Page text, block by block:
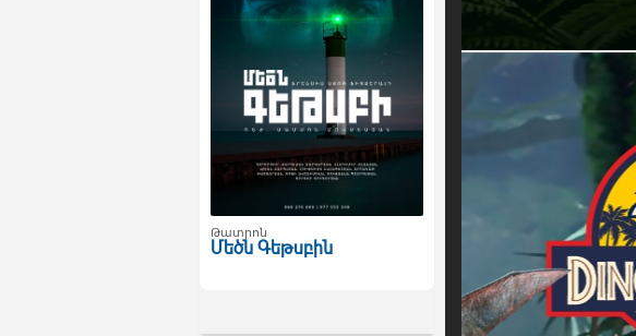
Թատրոն
Մեծն Գեթսբին